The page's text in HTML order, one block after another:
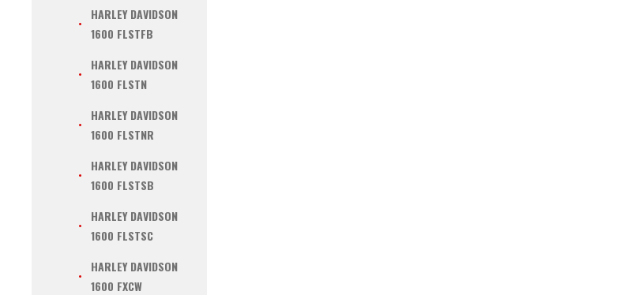
HARLEY DAVIDSON
1600 FLSTFB
HARLEY DAVIDSON
1600 FLSTN
HARLEY DAVIDSON
1600 FLSTNR
HARLEY DAVIDSON
1600 FLSTSB
HARLEY DAVIDSON
1600 FLSTSC
HARLEY DAVIDSON
1600 FXCW